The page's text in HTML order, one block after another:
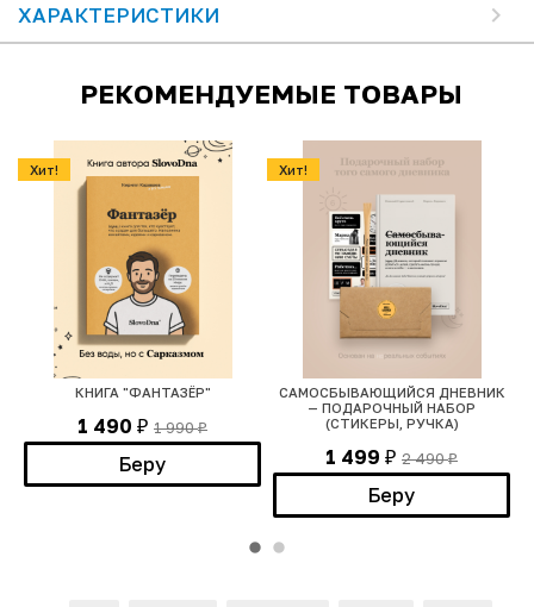
ХАРАКТЕРИСТИКИ
РЕКОМЕНДУЕМЫЕ ТОВАРЫ
КНИГА "ФАНТАЗЁР"
1 490 ₽ 1 990₽
Беру
Хит!
САМОСБЫВАЮЩИЙСЯ ДНЕВНИК
— ПОДАРОЧНЫЙ НАБОР
(СТИКЕРЫ, РУЧКА)
1 499 ₽ 2 490₽
Беру
Хит!